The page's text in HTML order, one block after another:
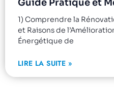
Guide Pratique et
1) Comprendre la
et Raisons de
Énergétique de
LIRE LA SUITE »